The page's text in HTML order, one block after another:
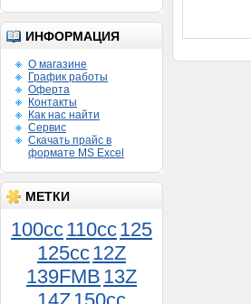
ИНФОРМАЦИЯ
О магазине
График работы
Оферта
Контакты
Как нас найти
Сервис
Скачать прайс в
формате MS Excel
МЕТКИ
100cc110cc125
125cc12Z
139FMB 13Z
Поршень Муравей 3 кол.
шир.норма 000
900руб.